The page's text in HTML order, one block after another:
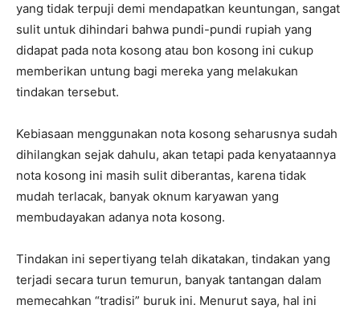
yang tidak terpuji demi mendapatkan keuntungan, sangat
sulit untuk dihindari bahwa pundi-pundi rupiah yang
didapat pada nota kosong atau bon kosong ini cukup
memberikan untung bagi mereka yang melakukan
tindakan tersebut.
Kebiasaan menggunakan nota kosong seharusnya sudah
dihilangkan sejak dahulu, akan tetapi pada kenyataannya
nota kosong ini masih sulit diberantas, karena tidak
mudah terlacak, banyak oknum karyawan yang
membudayakan adanya nota kosong.
Tindakan ini sepertiyang telah dikatakan, tindakan yang
terjadi secara turun temurun, banyak tantangan dalam
memecahkan “tradisi” buruk ini. Menurut saya, hal ini